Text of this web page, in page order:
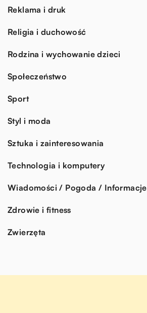
Reklama i druk
Religia i duchowość
Rodzina i wychowanie dzieci
Społeczeństwo
Sport
Styl i moda
Sztuka i zainteresowania
Technologia i komputery
Wiadomości / Pogoda / Informacje
Zdrowie i fitness
Zwierzęta